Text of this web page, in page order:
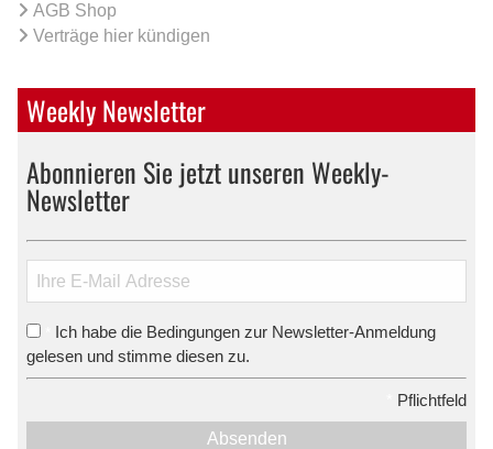
AGB Shop
Verträge hier kündigen
Weekly Newsletter
Abonnieren Sie jetzt unseren Weekly-
Newsletter
Ich habe die Bedingungen zur Newsletter-Anmeldung
gelesen und stimme diesen zu.
Pflichtfeld
Absenden